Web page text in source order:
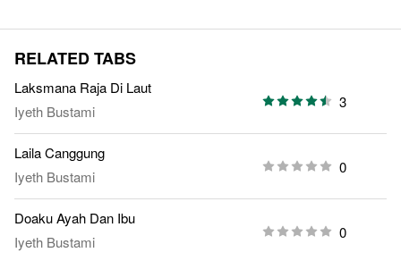
RELATED TABS
Laksmana Raja Di Laut
Iyeth Bustami
3
Laila Canggung
Iyeth Bustami
0
Doaku Ayah Dan Ibu
Iyeth Bustami
0